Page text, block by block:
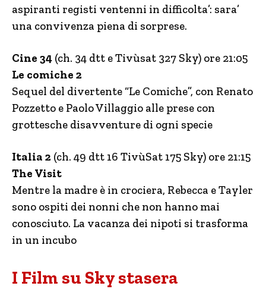
aspiranti registi ventenni in difficolta’: sara’
una convivenza piena di sorprese.
Cine 34 (ch. 34 dtt e Tivùsat 327 Sky) ore 21:05
Le comiche 2
Sequel del divertente “Le Comiche”, con Renato
Pozzetto e Paolo Villaggio alle prese con
grottesche disavventure di ogni specie
Italia 2 (ch. 49 dtt 16 TivùSat 175 Sky) ore 21:15
The Visit
Mentre la madre è in crociera, Rebecca e Tayler
sono ospiti dei nonni che non hanno mai
conosciuto. La vacanza dei nipoti si trasforma
in un incubo
I Film su Sky stasera